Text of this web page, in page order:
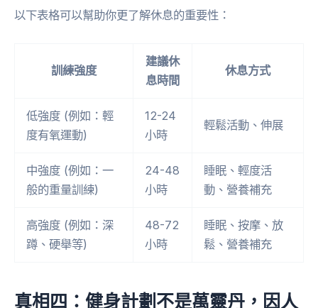
以下表格可以幫助你更了解休息的重要性：
訓練強度
建議休
息時間
休息方式
低強度 (例如：輕
度有氧運動)
12-24
小時
輕鬆活動、伸展
中強度 (例如：一
般的重量訓練)
24-48
小時
睡眠、輕度活
動、營養補充
高強度 (例如：深
蹲、硬舉等)
48-72
小時
睡眠、按摩、放
鬆、營養補充
真相四：健身計劃不是萬靈丹，因人